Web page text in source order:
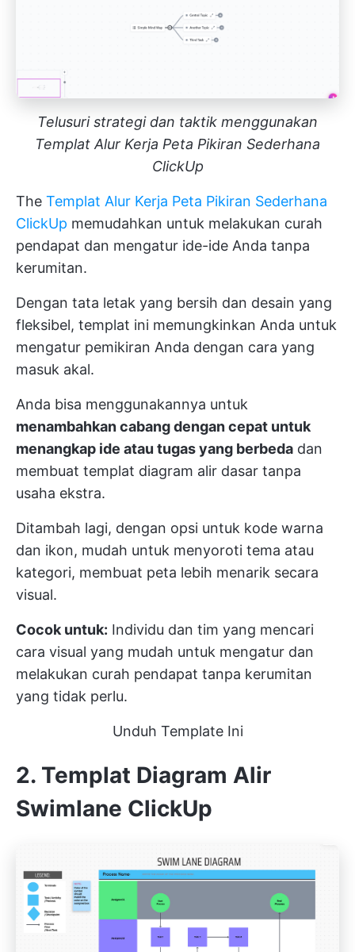
Telusuri strategi dan taktik menggunakan
Templat Alur Kerja Peta Pikiran Sederhana
ClickUp
The Templat Alur Kerja Peta Pikiran Sederhana
ClickUp memudahkan untuk melakukan curah
pendapat dan mengatur ide-ide Anda tanpa
kerumitan.
Dengan tata letak yang bersih dan desain yang
fleksibel, templat ini memungkinkan Anda untuk
mengatur pemikiran Anda dengan cara yang
masuk akal.
Anda bisa menggunakannya untuk
menambahkan cabang dengan cepat untuk
menangkap ide atau tugas yang berbeda dan
membuat templat diagram alir dasar tanpa
usaha ekstra.
Ditambah lagi, dengan opsi untuk kode warna
dan ikon, mudah untuk menyoroti tema atau
kategori, membuat peta lebih menarik secara
visual.
Cocok untuk: Individu dan tim yang mencari
cara visual yang mudah untuk mengatur dan
melakukan curah pendapat tanpa kerumitan
yang tidak perlu.
Unduh Template Ini
2. Templat Diagram Alir
Swimlane ClickUp